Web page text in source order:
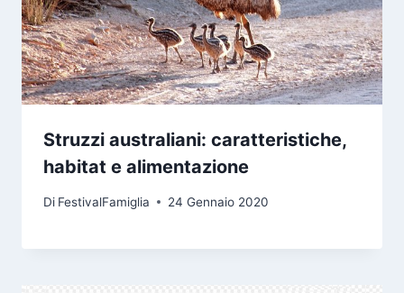
Struzzi australiani: caratteristiche,
habitat e alimentazione
Di FestivalFamiglia 24 Gennaio 2020